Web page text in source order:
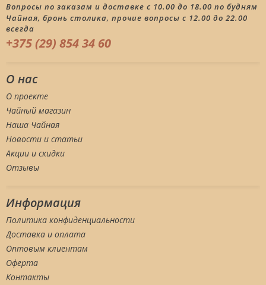
Вопросы по заказам и доставке с 10.00 до 18.00 по будням
Чайная, бронь столика, прочие вопросы с 12.00 до 22.00
всегда
+375 (29) 854 34 60
О нас
О проекте
Чайный магазин
Наша Чайная
Новости и статьи
Акции и скидки
Отзывы
Информация
Политика конфиденциальности
Доставка и оплата
Оптовым клиентам
Оферта
Контакты